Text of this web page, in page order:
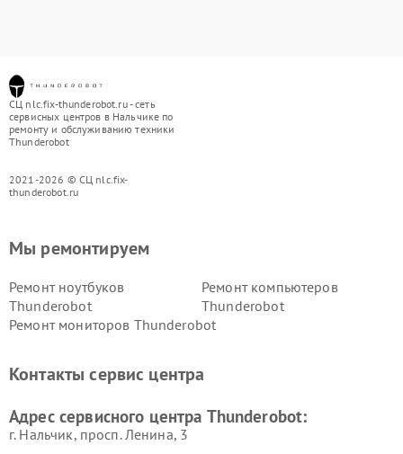
СЦ nlc.fix-thunderobot.ru - сеть
сервисных центров в Нальчике по
ремонту и обслуживанию техники
Thunderobot
2021-2026 © СЦ nlc.fix-
thunderobot.ru
Мы ремонтируем
Ремонт ноутбуков
Thunderobot
Ремонт компьютеров
Thunderobot
Ремонт мониторов Thunderobot
Контакты сервис центра
Адрес сервисного центра Thunderobot:
г. Нальчик, просп. Ленина, 3